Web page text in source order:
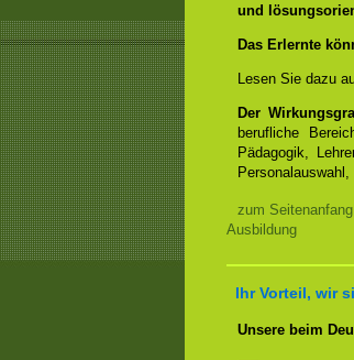
und
Das Erlernte
Lesen Sie dazu
Der
berufliche
Pädagogik,
zum
Ausbildung
Ihr Vorteil, wir
Unsere beim